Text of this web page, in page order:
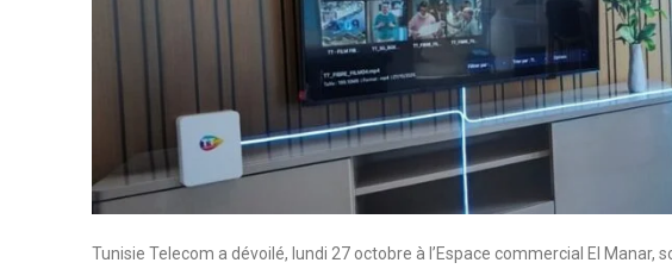
Tunisie Telecom a dévoilé, lundi 27 octobre à l’Espace commercial El Manar,